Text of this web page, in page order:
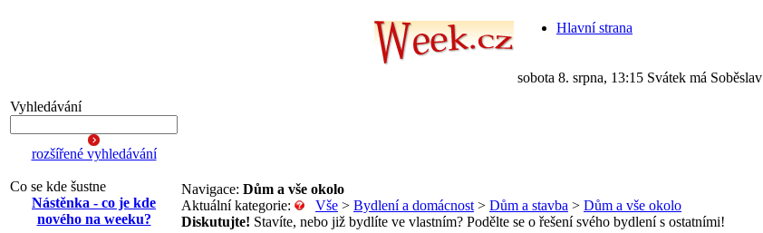
Hlavní strana
sobota 8. srpna, 13:15 Svátek má Soběslav
Vyhledávání
rozšířené vyhledávání
Co se kde šustne
Nástěnka - co je kde
nového na weeku?
Navigace: Dům a vše okolo
Aktuální kategorie: Vše > Bydlení a domácnost > Dům a stavba > Dům a vše okolo
Diskutujte! Stavíte, nebo již bydlíte ve vlastním? Podělte se o řešení svého bydlení s ostatními!